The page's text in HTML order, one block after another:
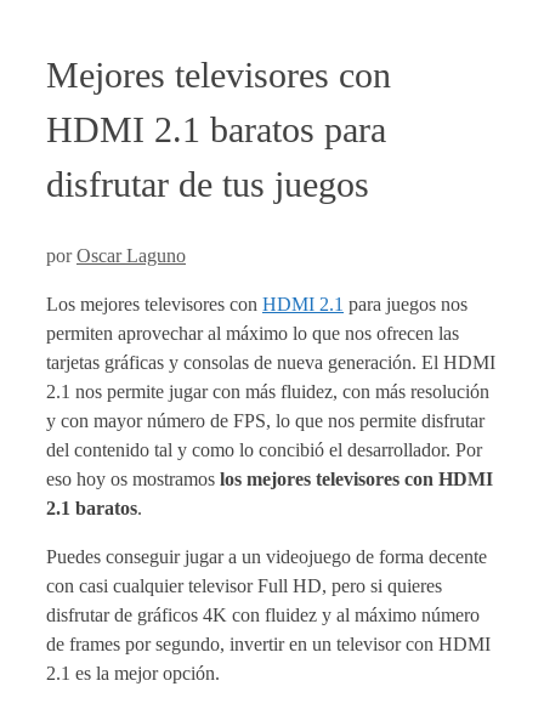
Mejores televisores con
HDMI 2.1 baratos para
disfrutar de tus juegos
porOscar Laguno
Los mejores televisores con HDMI 2.1 para juegos nos
permiten aprovechar al máximo lo que nos ofrecen las
tarjetas gráficas y consolas de nueva generación. El HDMI
2.1 nos permite jugar con más fluidez, con más resolución
y con mayor número de FPS, lo que nos permite disfrutar
del contenido tal y como lo concibió el desarrollador. Por
eso hoy os mostramos los mejores televisores con HDMI
2.1 baratos.
Puedes conseguir jugar a un videojuego de forma decente
con casi cualquier televisor Full HD, pero si quieres
disfrutar de gráficos 4K con fluidez y al máximo número
de frames por segundo, invertir en un televisor con HDMI
2.1 es la mejor opción.